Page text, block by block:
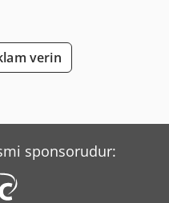
verin
sponsorudur: